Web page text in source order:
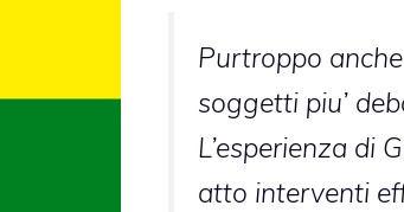
Purtroppo
soggetti piu’
L’esperienza di
atto interventi